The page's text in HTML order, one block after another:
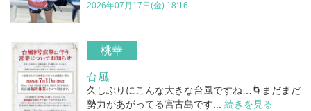
2026年07月17日(金) 18:16
桃華
台風
久しぶりにこんな大きな台風ですね…🌀まだまだ
勢力があがってる宮古島です... 続きを見る